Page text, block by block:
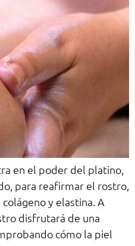
en el poder del platino,
para reafirmar el rostro,
y elastina. A
disfrutará de una
cómo la piel